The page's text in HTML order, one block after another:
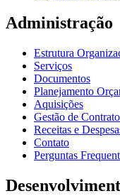
Administração
Estrutura
Serviços
Documentos
Planejamento
Aquisições
Gestão de
Receitas e
Contato
Perguntas